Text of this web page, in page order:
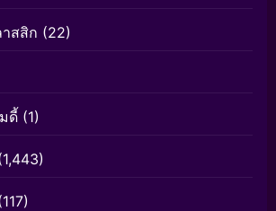
สสิก (22)
ดี้ (1)